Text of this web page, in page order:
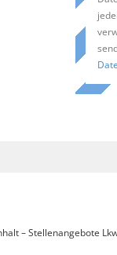
– Stellenangebote